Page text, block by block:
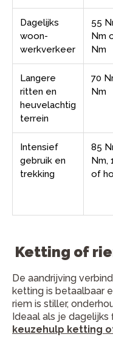
Dagelijks
woon-
werkverkeer
55
Nm
Nm
Langere
ritten en
heuvelachtig
terrein
70
Nm
Intensief
gebruik en
trekking
85
Nm,
of
Ketting of
De aandrijving
ketting is betaalbaar
riem is stiller,
Ideaal als je
keuzehulp ketting